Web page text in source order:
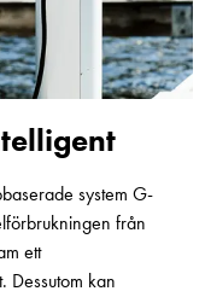
system G-
från
ett
Dessutom kan